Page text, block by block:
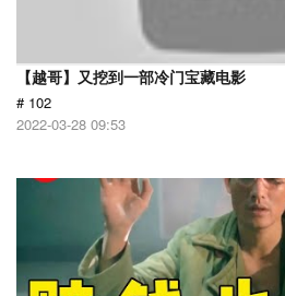
【越哥】又挖到一部冷门宝藏电影
# 102
2022-03-28 09:53